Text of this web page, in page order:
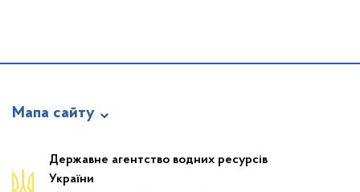
Мапа сайту
Про відомство
Діяльність
Державне агентство водних ресурсів
України